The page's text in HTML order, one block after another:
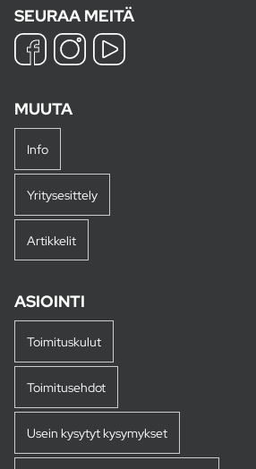
SEURAA MEITÄ
MUUTA
Info
Yritysesittely
Artikkelit
ASIOINTI
Toimituskulut
Toimitusehdot
Usein kysytyt kysymykset